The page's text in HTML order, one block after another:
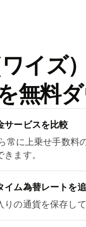
イズ
無料
サービスを比較
常に上乗せ手数料
ます。
イム為替レートを
りの通貨を保存し